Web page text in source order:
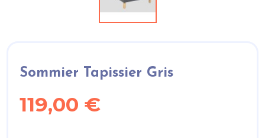
Sommier Tapissier Gris
119,00 €